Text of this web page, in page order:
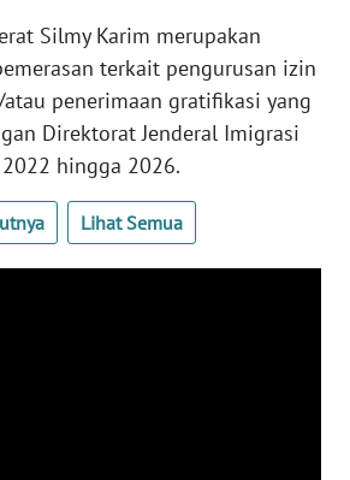
Silmy Karim merupakan
terkait pengurusan izin
penerimaan gratifikasi yang
Direktorat Jenderal Imigrasi
hingga 2026.
Lihat Semua